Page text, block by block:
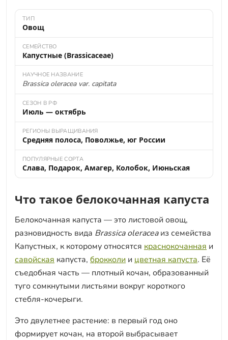
ТИП
Овощ
СЕМЕЙСТВО
Капустные (Brassicaceae)
НАУЧНОЕ НАЗВАНИЕ
Brassica oleracea var. capitata
СЕЗОН В РФ
Июль — октябрь
РЕГИОНЫ ВЫРАЩИВАНИЯ
Средняя полоса, Поволжье, юг России
ПОПУЛЯРНЫЕ СОРТА
Слава, Подарок, Амагер, Колобок, Июньская
Что такое белокочанная капуста
Белокочанная капуста — это листовой овощ,
разновидность вида Brassica oleraceaиз семейства
Капустных, к которому относятся краснокочанная и
савойская капуста, брокколи и цветная капуста. Её
съедобная часть — плотный кочан, образованный
туго сомкнутыми листьями вокруг короткого
стебля-кочерыги.
Это двулетнее растение: в первый год оно
формирует кочан, на второй выбрасывает